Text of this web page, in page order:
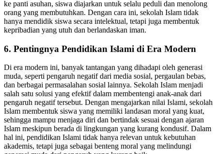
ke panti asuhan, siswa diajarkan untuk selalu peduli dan menolong
orang yang membutuhkan. Dengan cara ini, sekolah Islam tidak
hanya mendidik siswa secara intelektual, tetapi juga membentuk
kepribadian yang utuh dan berlandaskan iman.
6. Pentingnya Pendidikan Islami di Era Modern
Di era modern ini, banyak tantangan yang dihadapi oleh generasi
muda, seperti pengaruh negatif dari media sosial, pergaulan bebas,
dan berbagai permasalahan sosial lainnya. Sekolah Islam menjadi
salah satu solusi yang efektif dalam membentengi anak-anak dari
pengaruh negatif tersebut. Dengan mengajarkan nilai Islami, sekolah
Islam membentuk siswa yang memiliki landasan moral yang kuat,
sehingga mampu menjaga diri dan bertindak sesuai dengan ajaran
Islam meskipun berada di lingkungan yang kurang kondusif. Dalam
hal ini, pendidikan Islami tidak hanya relevan untuk kebutuhan
akademis, tetapi juga sebagai benteng moral yang melindungi